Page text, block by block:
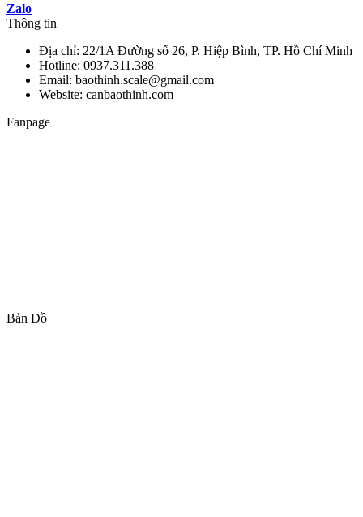
Zalo
Thông tin
Địa chỉ: 22/1A Đường số 26, P. Hiệp Bình, TP. Hồ Chí Minh
Hotline: 0937.311.388
Email: baothinh.scale@gmail.com
Website: canbaothinh.com
Fanpage
Bản Đồ